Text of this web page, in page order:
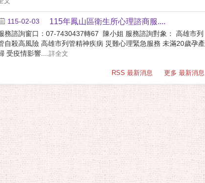
115-02-03 115年鳳山區衛生所心理諮商服....
務諮詢窗口：07-7430437轉67 陳小姐 服務諮詢對象： 高雄市列
自殺高風險 高雄市列管精神疾病 災難心理緊急服務 未滿20歲孕產
受疫情影響.... 詳全文
RSS 最新消息 更多 最新消息